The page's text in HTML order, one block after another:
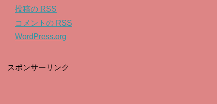
投稿の RSS
コメントの RSS
WordPress.org
スポンサーリンク